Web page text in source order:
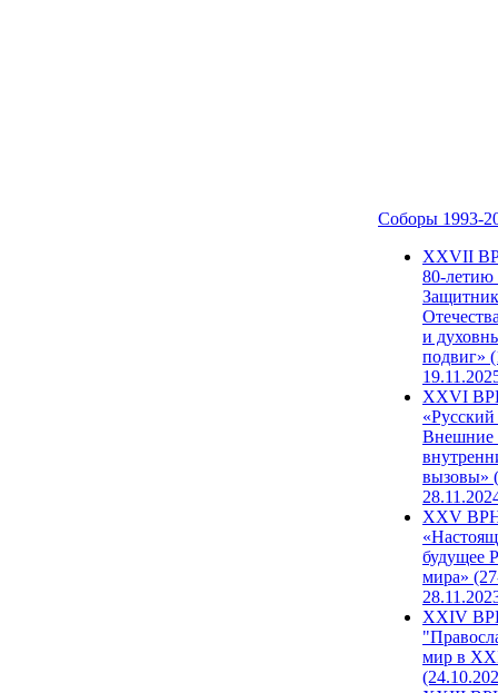
Соборы 1993-
ХХVII
80-
и
подвиг»
XXVI
Внешние
вызовы»
XXV
будущее
мира»
XXIV
мир в